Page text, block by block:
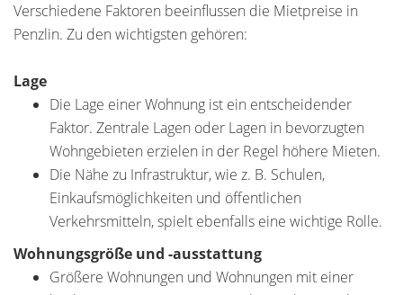
Verschiedene Faktoren beeinflussen die Mietpreise in
Penzlin. Zu den wichtigsten gehören:
Lage
Die Lage einer Wohnung ist ein entscheidender
Faktor. Zentrale Lagen oder Lagen in bevorzugten
Wohngebieten erzielen in der Regel höhere Mieten.
Die Nähe zu Infrastruktur, wie z. B. Schulen,
Einkaufsmöglichkeiten und öffentlichen
Verkehrsmitteln, spielt ebenfalls eine wichtige Rolle.
Wohnungsgröße und -ausstattung
Größere Wohnungen und Wohnungen mit einer